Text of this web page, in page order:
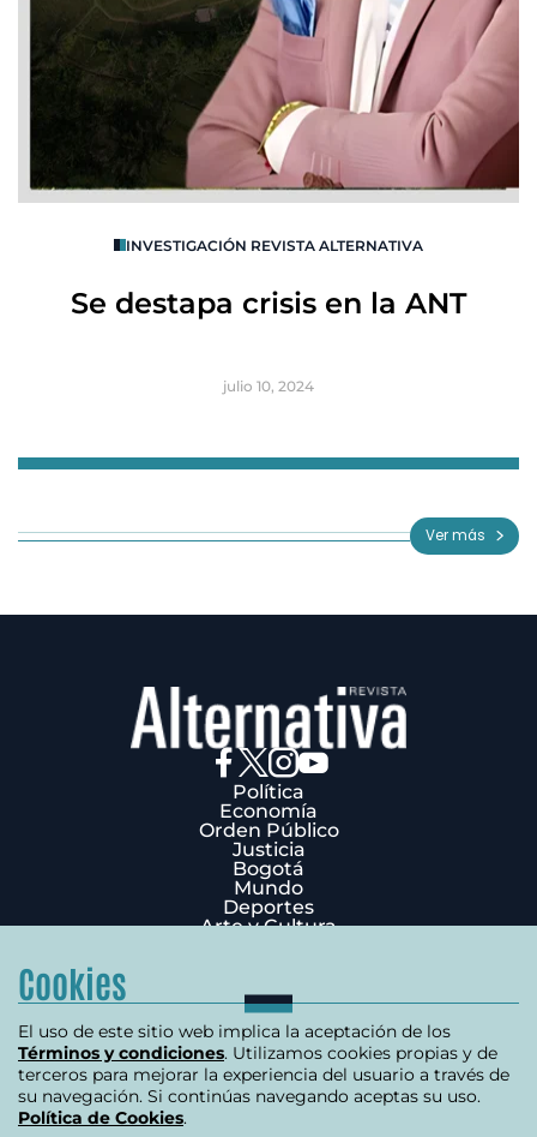
INVESTIGACIÓN REVISTA ALTERNATIVA
Se destapa crisis en la ANT
julio 10, 2024
3
Ver más
Política
Economía
Orden Público
Justicia
Bogotá
Mundo
Deportes
Arte y Cultura
Términos y condiciones
Política de privacidad
Política de cookies
Contáctenos
Carrera 7 # 75-51 Edificio Terpel Oficina 501
Cookies
El uso de este sitio web implica la aceptación de los
Términos y condiciones. Utilizamos cookies propias y de
terceros para mejorar la experiencia del usuario a través de
su navegación. Si continúas navegando aceptas su uso.
Política de Cookies.